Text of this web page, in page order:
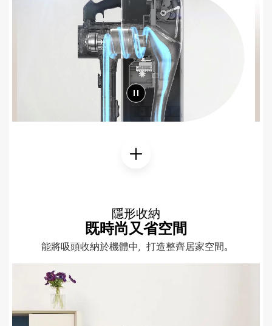
隱形收納
既時尚又省空間
能將吸頭收納於機體中，打造整齊居家空間。